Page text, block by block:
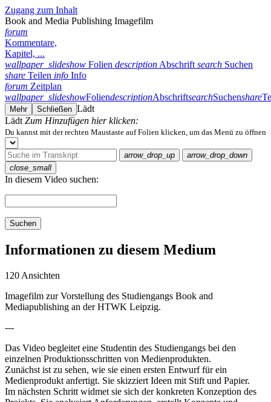
Zugang zum Inhalt
Book and Media Publishing Imagefilm
forum
Kommentare,
Kapitel, ...
wallpaper_slideshow Folien description Abschrift search Suchen
share Teilen info Info
forum Zeitplan
wallpaper_slideshowFoliendescriptionAbschriftsearchSuchenshare
Mehr Schließen Lädt
Lädt Zum Hinzufügen hier klicken:
Du kannst mit der rechten Maustaste auf Folien klicken, um das Menü zu öffnen
arrow_drop_up
arrow_drop_down
close_small
In diesem Video suchen:
Suchen
Informationen zu diesem Medium
120 Ansichten
Imagefilm zur Vorstellung des Studiengangs Book and
Mediapublishing an der HTWK Leipzig.
---
Das Video begleitet eine Studentin des Studiengangs bei den
einzelnen Produktionsschritten von Medienprodukten.
Zunächst ist zu sehen, wie sie einen ersten Entwurf für ein
Medienprodukt anfertigt. Sie skizziert Ideen mit Stift und Papier.
Im nächsten Schritt widmet sie sich der konkreten Konzeption des